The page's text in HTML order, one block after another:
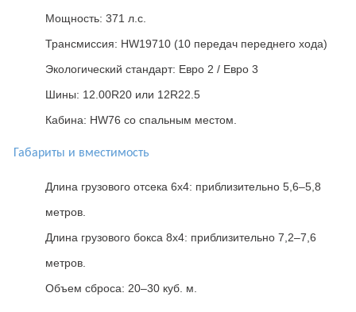
Мощность: 371 л.с.
Трансмиссия: HW19710 (10 передач переднего хода)
Экологический стандарт: Евро 2 / Евро 3
Шины: 12.00R20 или 12R22.5
Кабина: HW76 со спальным местом.
Габариты и вместимость
Длина грузового отсека 6x4: приблизительно 5,6–5,8
метров.
Длина грузового бокса 8x4: приблизительно 7,2–7,6
метров.
Объем сброса: 20–30 куб. м.